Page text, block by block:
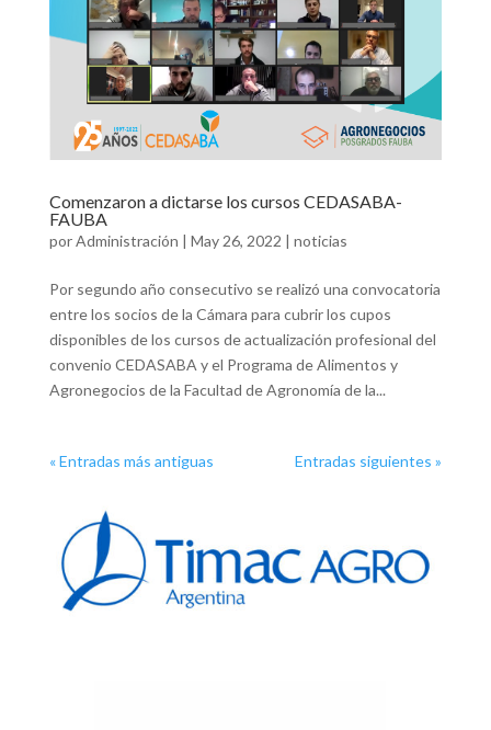
Comenzaron a dictarse los cursos CEDASABA-
FAUBA
porAdministración | May 26, 2022 | noticias
Por segundo año consecutivo se realizó una convocatoria
entre los socios de la Cámara para cubrir los cupos
disponibles de los cursos de actualización profesional del
convenio CEDASABA y el Programa de Alimentos y
Agronegocios de la Facultad de Agronomía de la...
« Entradas más antiguas Entradas siguientes »